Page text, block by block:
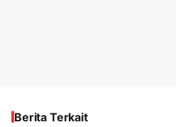
Berita Terkait